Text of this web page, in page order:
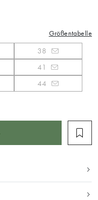
Größentabelle
38
41
44